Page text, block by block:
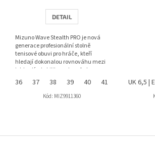
UK 7,5 | EU 41 UK 8 | EU 42 UK 8,5 | EU 42,5 UK
DETAIL
Mizuno Wave Stealth PRO je nová
generace profesionální stolně
tenisové obuvi pro hráče, kteří
hledají dokonalou rovnováhu mezi
lehkostí, stabilitou a komfortem.
Kombinace...
36 37 38 39 40 41 43
Kód: MIZ9911360
UK 6,5 |